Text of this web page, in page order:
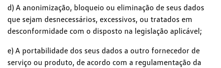
d) A anonimização, bloqueio ou eliminação de seus dados
que sejam desnecessários, excessivos, ou tratados em
desconformidade com o disposto na legislação aplicável;
e) A portabilidade dos seus dados a outro fornecedor de
serviço ou produto, de acordo com a regulamentação da